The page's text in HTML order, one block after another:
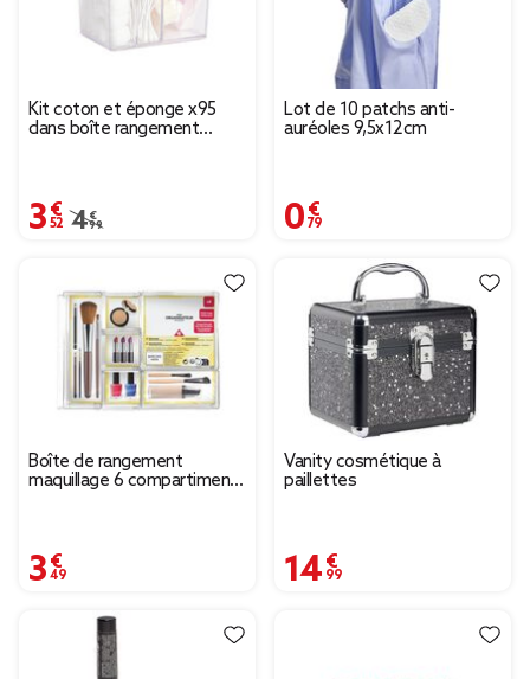
Kit coton et éponge x95
dans boîte rangement
3,52 €
Prix remisé de 4,99 € à 3,52 €
4,99 €
Lot de 10 patchs anti-
auréoles 9,5x12cm
0,79 €
Boîte de rangement
maquillage 6 compartiments
3,49 €
Vanity cosmétique à
paillettes
14,99 €